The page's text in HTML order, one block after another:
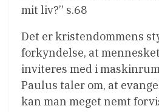
mit liv?” s.68
Det er kristendommens
forkyndelse, at
inviteres med i
Paulus taler om, at
kan man meget nemt